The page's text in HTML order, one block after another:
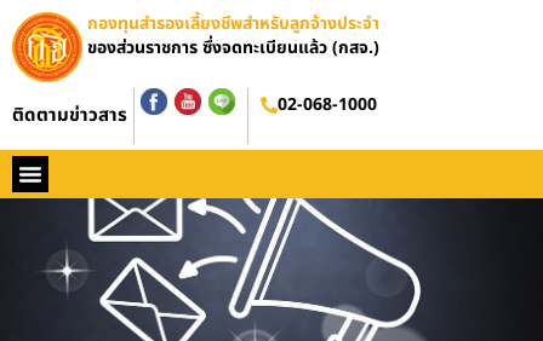
กองทุนสำรองเลี้ยงชีพสำหรับลูกจ้างประจำ
ของส่วนราชการ ซึ่งจดทะเบียนแล้ว (กสจ.)
ติดตามข่าวสาร 02-068-1000